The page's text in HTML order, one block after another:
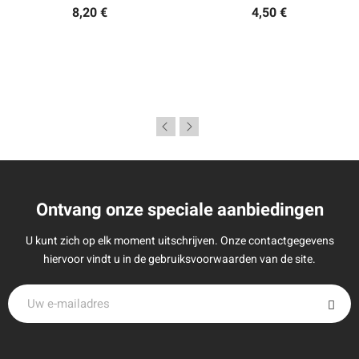
8,20 € 4,50 €
Ontvang onze speciale aanbiedingen
U kunt zich op elk moment uitschrijven. Onze contactgegevens
hiervoor vindt u in de gebruiksvoorwaarden van de site.